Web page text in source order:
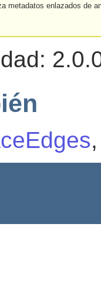
metadatos enlazados de